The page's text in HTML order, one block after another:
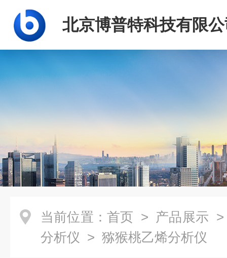
北京博普特科技有限
当前位置： 首页 > 产品展示
分析仪 > 猕猴桃乙烯分析仪